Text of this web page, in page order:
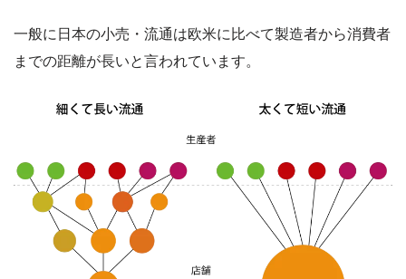
一般に日本の小売・流通は欧米に比べて製造者から消費者
までの距離が長いと言われています。